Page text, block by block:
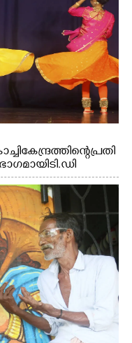
കേന്ദ്രത്തിന്റെ പ്രതി
ടി.ഡി
പട്ടേൽ
എം.
നിന്ന്